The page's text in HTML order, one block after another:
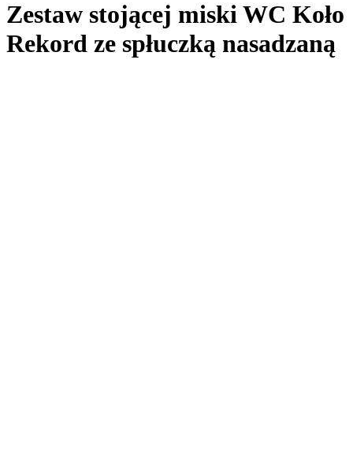
Zestaw stojącej miski WC Koło
Rekord ze spłuczką nasadzaną